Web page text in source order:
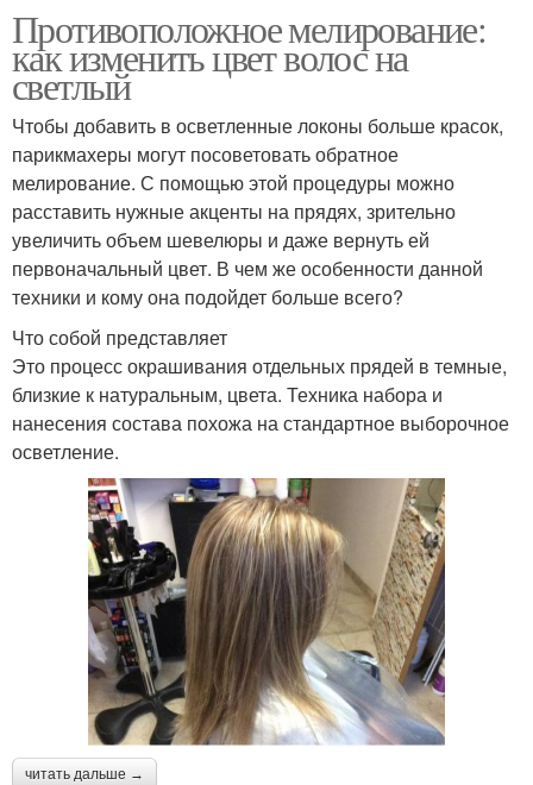
Противоположное мелирование:
как изменить цвет волос на
светлый
Чтобы добавить в осветленные локоны больше красок,
парикмахеры могут посоветовать обратное
мелирование. С помощью этой процедуры можно
расставить нужные акценты на прядях, зрительно
увеличить объем шевелюры и даже вернуть ей
первоначальный цвет. В чем же особенности данной
техники и кому она подойдет больше всего?
Что собой представляет
Это процесс окрашивания отдельных прядей в темные,
близкие к натуральным, цвета. Техника набора и
нанесения состава похожа на стандартное выборочное
осветление.
читать дальше →